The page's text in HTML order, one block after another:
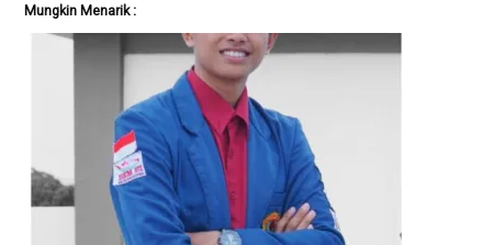
Mungkin Menarik :